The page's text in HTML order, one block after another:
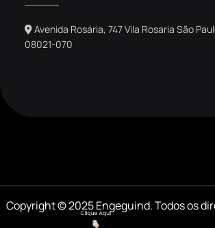
Avenida Rosária, 747 Vila Rosaria São
08021-070
Copyright © 2025 Engeguind. Todos os